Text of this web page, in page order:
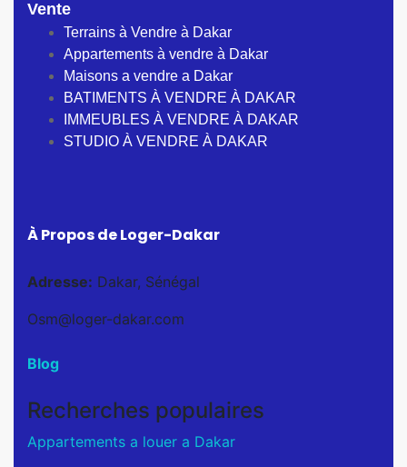
Vente
Terrains à Vendre à Dakar
Appartements à vendre à Dakar
Maisons a vendre a Dakar
BATIMENTS À VENDRE À DAKAR
IMMEUBLES À VENDRE À DAKAR
STUDIO À VENDRE À DAKAR
À Propos de Loger-Dakar
Adresse: Dakar, Sénégal
Osm@loger-dakar.com
Blog
Recherches populaires
Appartements a louer a Dakar